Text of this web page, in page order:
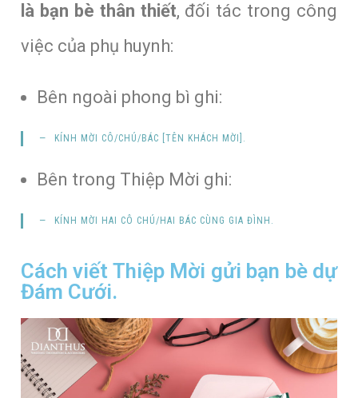
là bạn bè thân thiết, đối tác trong công
việc của phụ huynh:
Bên ngoài phong bì ghi:
KÍNH MỜI CÔ/CHÚ/BÁC TÊN KHÁCH MỜI ].
Bên trong Thiệp Mời ghi:
KÍNH MỜI HAI CÔ CHÚ/HAI BÁC CÙNG GIA ĐÌNH .
Cách viết Thiệp Mời gửi bạn bè dự
Đám Cưới.